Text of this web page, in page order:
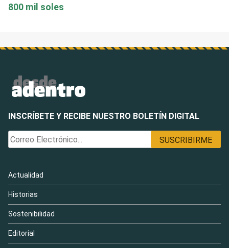
800 mil soles
INSCRÍBETE Y RECIBE NUESTRO BOLETÍN DIGITAL
Actualidad
Historias
Sostenibilidad
Editorial